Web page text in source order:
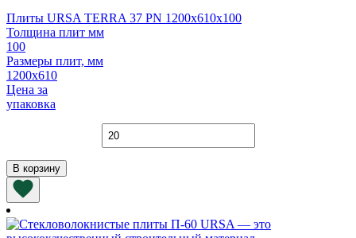
Плиты URSA TERRA 37 PN 1200х610х100
Толщина плит мм
100
Размеры плит, мм
1200х610
Цена за
упаковка
Количество
товара
1200х610х100
В корзину